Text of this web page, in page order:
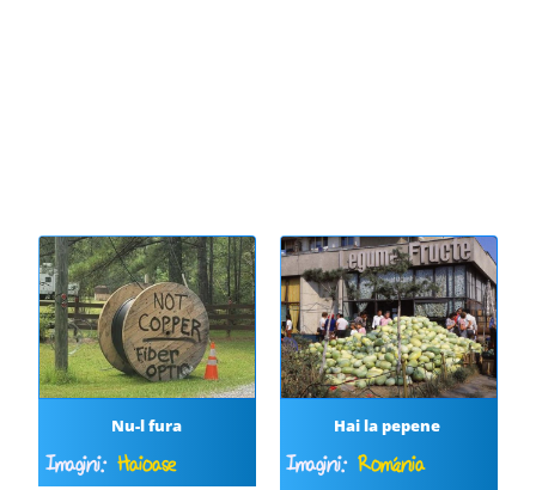
Nu-l fura
Imagini: Haioase
Hai la pepene
Imagini:România